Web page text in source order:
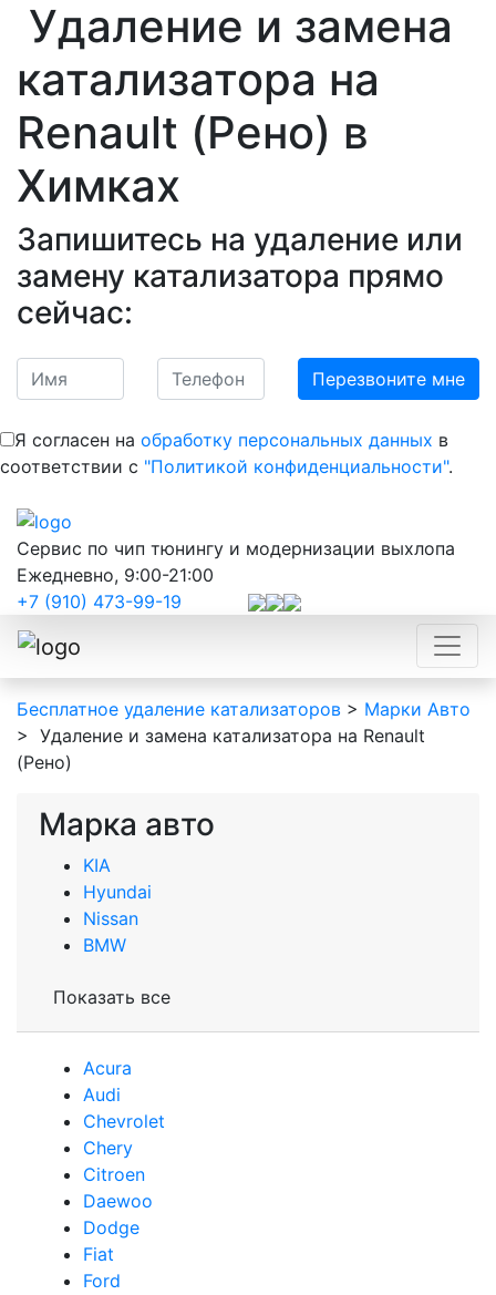
Удаление и замена
катализатора на
Renault (Рено) в
Химках
Запишитесь на удаление или
замену катализатора прямо
сейчас:
Я согласен на обработку персональных данных в
соответствии с "Политикой конфиденциальности".
Сервис по чип тюнингу и модернизации выхлопа
Ежедневно, 9:00-21:00
+7 (910) 473-99-19
Бесплатное удаление катализаторов > Марки Авто
> Удаление и замена катализатора на Renault
(Рено)
Марка авто
KIA
Hyundai
Nissan
BMW
Показать все
Acura
Audi
Сhevrolet
Chery
Сitroen
Daewoo
Dodge
Fiat
Ford